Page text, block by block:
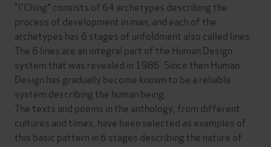
"I'Ching" consists of 64 archetypes describing the
process of development in man, and each of the
archetypes has 6 stages of unfoldment also called lines.
The 6 lines are an integral part of the Human Design
system that was revealed in 1986. Since then Human
Design has gradually become known to be a reliable
system describing the human being.
The texts and poems in the anthology, from different
cultures and times, have been selected as examples of
this basic pattern in 6 stages describing the nature of